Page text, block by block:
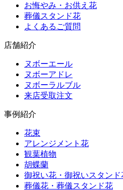
お悔やみ・お供え花
葬儀スタンド花
よくあるご質問
店舗紹介
ヌボーエール
ヌボーアドレ
ヌボーラルブル
来店受取注文
事例紹介
花束
アレンジメント花
観葉植物
胡蝶蘭
御祝い花・御祝いスタンド
葬儀花・葬儀スタンド花